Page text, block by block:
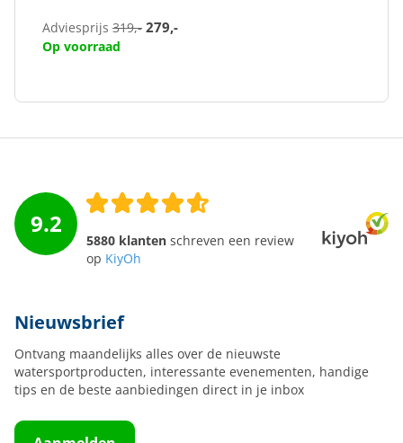
Adviesprijs 319,- 279,-
Op voorraad
9.2
5880 klanten schreven een review
op KiyOh
Nieuwsbrief
Ontvang maandelijks alles over de nieuwste
watersportproducten, interessante evenementen, handige
tips en de beste aanbiedingen direct in je inbox